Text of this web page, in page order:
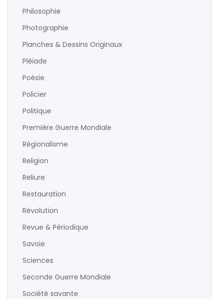
Philosophie
Photographie
Planches & Dessins Originaux
Pléiade
Poésie
Policier
Politique
Première Guerre Mondiale
Régionalisme
Religion
Reliure
Restauration
Révolution
Revue & Périodique
Savoie
Sciences
Seconde Guerre Mondiale
Société savante